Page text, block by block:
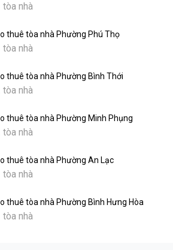
tòa nhà
thuê tòa nhà Phường Phú Thọ
tòa nhà
thuê tòa nhà Phường Bình Thới
tòa nhà
thuê tòa nhà Phường Minh Phụng
tòa nhà
thuê tòa nhà Phường An Lạc
tòa nhà
thuê tòa nhà Phường Bình Hưng Hòa
tòa nhà